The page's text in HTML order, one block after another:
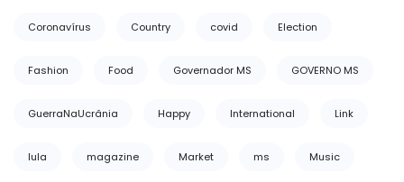
Coronavírus Country covid Election
Fashion Food Governador MS GOVERNO MS
GuerraNaUcrânia Happy International Link
lula magazine Market ms Music